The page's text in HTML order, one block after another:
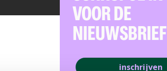
VOOR DE
NIEUWSBRIEF
inschrijven